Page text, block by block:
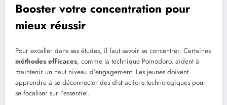
Booster votre concentration pour
mieux réussir
Pour exceller dans ses études, il faut savoir se concentrer. Certaines
méthodes efficaces, comme la technique Pomodoro, aident à
maintenir un haut niveau d’engagement. Les jeunes doivent
apprendre à se déconnecter des distractions technologiques pour
se focaliser sur l’essentiel.